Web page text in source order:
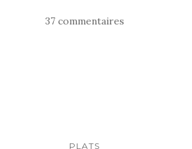
37 commentaires
PLATS